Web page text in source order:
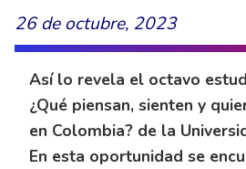
26 de octubre, 2023
Así lo revela el octavo
¿Qué piensan, sienten y
en Colombia? de la
En esta oportunidad se